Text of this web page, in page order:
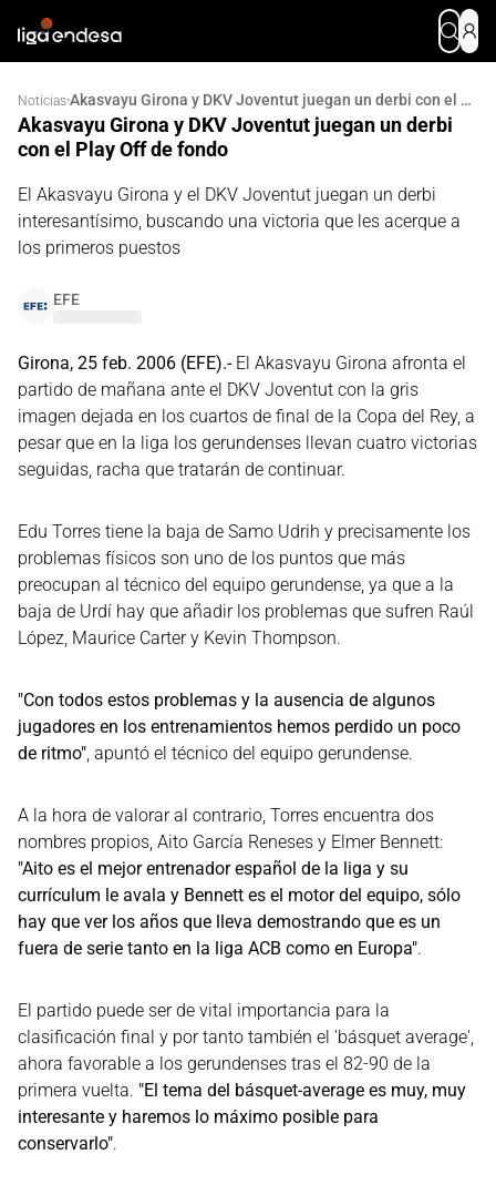
Noticias· Akasvayu Girona y DKV Joventut juegan un derbi con el Play Off de fondo
Akasvayu Girona y DKV Joventut juegan un derbi
con el Play Off de fondo
El Akasvayu Girona y el DKV Joventut juegan un derbi
interesantísimo, buscando una victoria que les acerque a
los primeros puestos
EFE
Girona, 25 feb. 2006 (EFE).-El Akasvayu Girona afronta el
partido de mañana ante el DKV Joventut con la gris
imagen dejada en los cuartos de final de la Copa del Rey, a
pesar que en la liga los gerundenses llevan cuatro victorias
seguidas, racha que tratarán de continuar.
Edu Torres tiene la baja de Samo Udrih y precisamente los
problemas físicos son uno de los puntos que más
preocupan al técnico del equipo gerundense, ya que a la
baja de Urdí hay que añadir los problemas que sufren Raúl
López, Maurice Carter y Kevin Thompson.
"Con todos estos problemas y la ausencia de algunos
jugadores en los entrenamientos hemos perdido un poco
de ritmo", apuntó el técnico del equipo gerundense.
A la hora de valorar al contrario, Torres encuentra dos
nombres propios, Aito García Reneses y Elmer Bennett:
"Aito es el mejor entrenador español de la liga y su
currículum le avala y Bennett es el motor del equipo, sólo
hay que ver los años que lleva demostrando que es un
fuera de serie tanto en la liga ACB como en Europa".
El partido puede ser de vital importancia para la
clasificación final y por tanto también el 'básquet average',
ahora favorable a los gerundenses tras el 82-90 de la
primera vuelta. "El tema del básquet-average es muy, muy
interesante y haremos lo máximo posible para
conservarlo".